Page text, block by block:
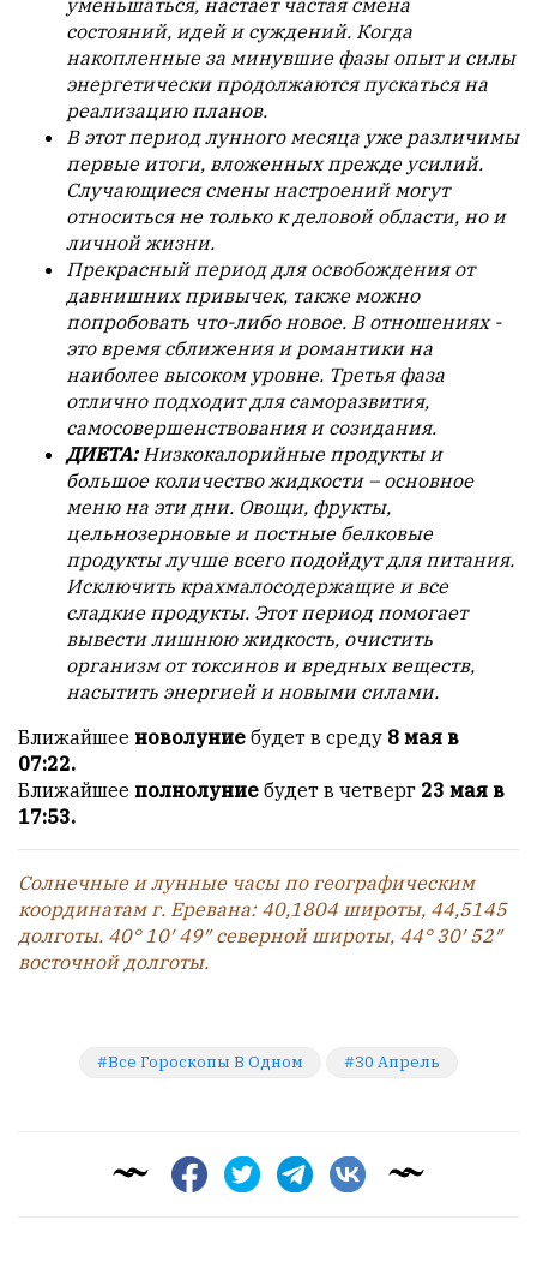
уменьшаться, настает частая смена
состояний, идей и суждений. Когда
накопленные за минувшие фазы опыт и силы
энергетически продолжаются пускаться на
реализацию планов.
В этот период лунного месяца уже различимы
первые итоги, вложенных прежде усилий.
Случающиеся смены настроений могут
относиться не только к деловой области, но и
личной жизни.
Прекрасный период для освобождения от
давнишних привычек, также можно
попробовать что-либо новое. В отношениях -
это время сближения и романтики на
наиболее высоком уровне. Третья фаза
отлично подходит для саморазвития,
самосовершенствования и созидания.
ДИЕТА: Низкокалорийные продукты и
большое количество жидкости – основное
меню на эти дни. Овощи, фрукты,
цельнозерновые и постные белковые
продукты лучше всего подойдут для питания.
Исключить крахмалосодержащие и все
сладкие продукты. Этот период помогает
вывести лишнюю жидкость, очистить
организм от токсинов и вредных веществ,
насытить энергией и новыми силами.
Ближайшее новолуние будет в среду 8 мая в
07:22.
Ближайшее полнолуние будет в четверг 23 мая в
17:53.
Солнечные и лунные часы по географическим
координатам г. Еревана: 40,1804 широты, 44,5145
долготы. 40° 10′ 49″ северной широты, 44° 30′ 52″
восточной долготы.
Все Гороскопы В Одном 30 Апрель